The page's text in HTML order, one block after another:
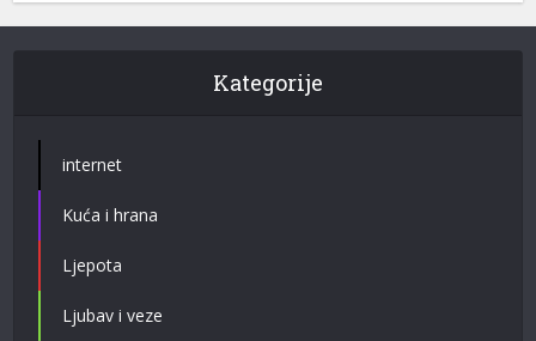
Kategorije
internet
Kuća i hrana
Ljepota
Ljubav i veze